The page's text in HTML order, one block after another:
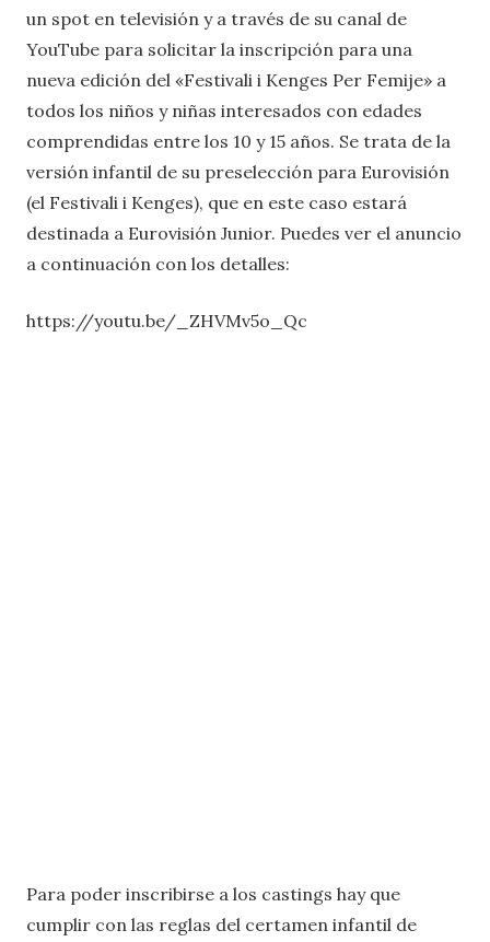
un spot en televisión y a través de su canal de
YouTube para solicitar la inscripción para una
nueva edición del «Festivali i Kenges Per Femije» a
todos los niños y niñas interesados con edades
comprendidas entre los 10 y 15 años. Se trata de la
versión infantil de su preselección para Eurovisión
(el Festivali i Kenges), que en este caso estará
destinada a Eurovisión Junior. Puedes ver el anuncio
a continuación con los detalles:
https://youtu.be/_ZHVMv5o_Qc
Para poder inscribirse a los castings hay que
cumplir con las reglas del certamen infantil de